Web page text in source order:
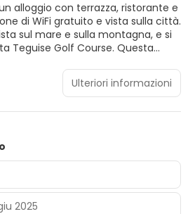
alloggio con terrazza, ristorante e
di WiFi gratuito e vista sulla città.
sul mare e sulla montagna, e si
Golf Course. Questa
e 1 bagno. Presso questa
asciugamani e lenzuola tra i
biciclette che un servizio di
si trova a 12 km dalla
Lanzarote si trova a 7 km di
Ulteriori informazioni
2025